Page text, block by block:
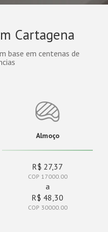
Cartagena
base em centenas de
Almoço
R$ 27,37
COP 17000.00
a
R$ 48,30
COP 30000.00